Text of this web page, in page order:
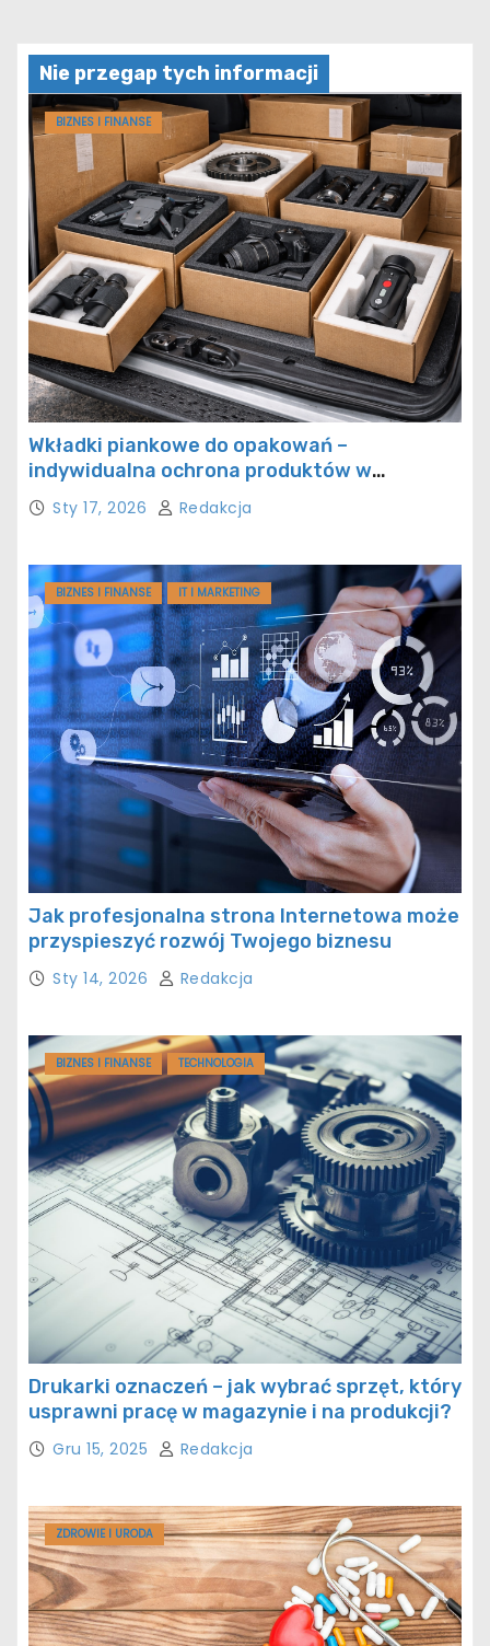
Nie przegap tych informacji
BIZNES I FINANSE
Wkładki piankowe do opakowań –
indywidualna ochrona produktów w
transporcie
Sty 17, 2026 Redakcja
BIZNES I FINANSE IT I MARKETING
Jak profesjonalna strona Internetowa może
przyspieszyć rozwój Twojego biznesu
Sty 14, 2026 Redakcja
BIZNES I FINANSE TECHNOLOGIA
Drukarki oznaczeń – jak wybrać sprzęt, który
usprawni pracę w magazynie i na produkcji?
Gru 15, 2025 Redakcja
ZDROWIE I URODA